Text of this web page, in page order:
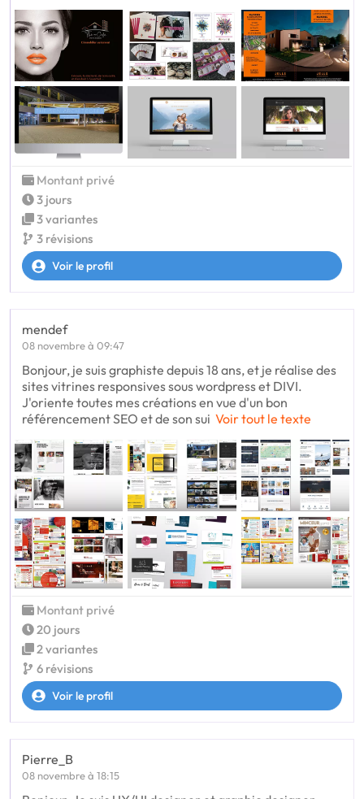
Montant privé
3 jours
3 variantes
3 révisions
Voir le profil
mendef
08 novembre à 09:47
Bonjour, je suis graphiste depuis 18 ans, et je réalise des
sites vitrines responsives sous wordpress et DIVI.
J'oriente toutes mes créations en vue d'un bon
référencement SEO et de son sui Voir tout le texte
Montant privé
20 jours
2 variantes
6 révisions
Voir le profil
Pierre_B
08 novembre à 18:15